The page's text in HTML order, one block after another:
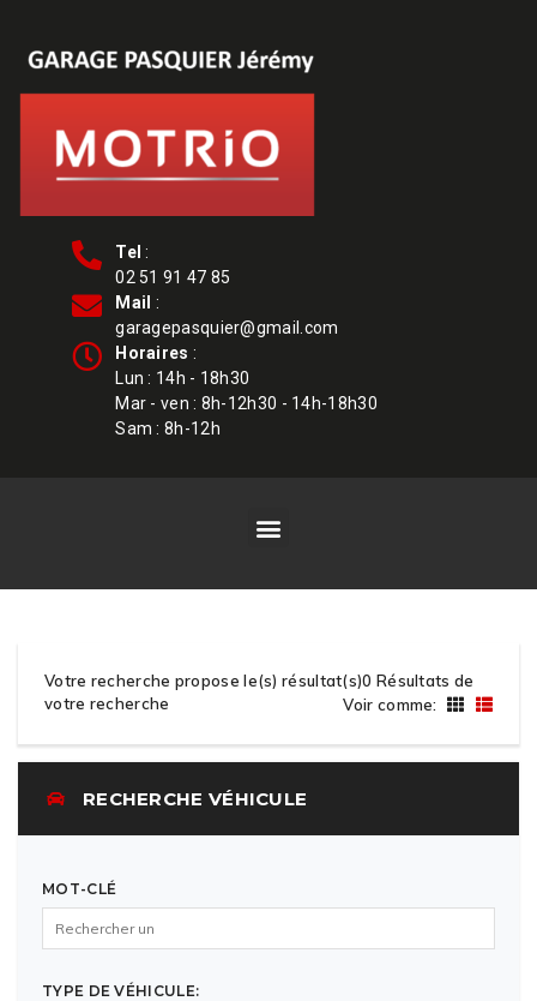
Tel :
02 51 91 47 85
Mail :
garagepasquier@gmail.com
Horaires :
Lun : 14h - 18h30
Mar - ven : 8h-12h30 - 14h-18h30
Sam : 8h-12h
Votre recherche propose le(s) résultat(s)0 Résultats de
votre recherche
Voir comme:
RECHERCHE VÉHICULE
MOT-CLÉ
TYPE DE VÉHICULE: